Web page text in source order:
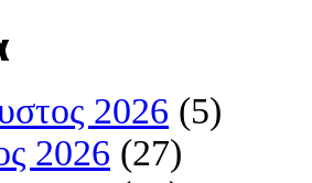
2026 (5)
2026 (27)